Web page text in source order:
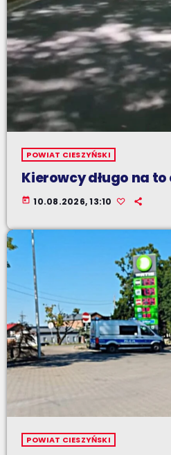
POWIAT CIESZYŃSKI
Kierowcy długo na
today 10.08.2026, 13:10
POWIAT CIESZYŃSKI